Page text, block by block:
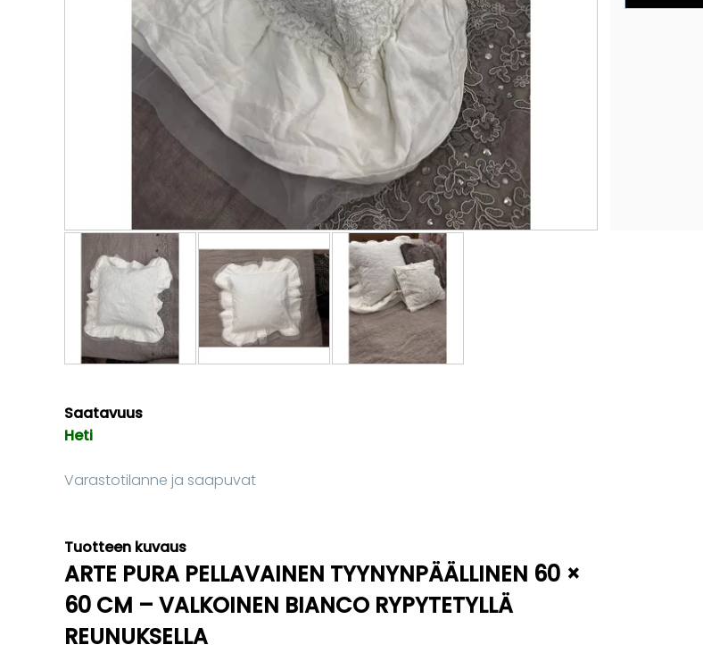
Saatavuus
Heti
Varastotilanne ja saapuvat
Tuotteen kuvaus
ARTE PURA PELLAVAINEN TYYNYNPÄÄLLINEN 60 ×
60 CM – VALKOINEN BIANCO RYPYTETYLLÄ
REUNUKSELLA